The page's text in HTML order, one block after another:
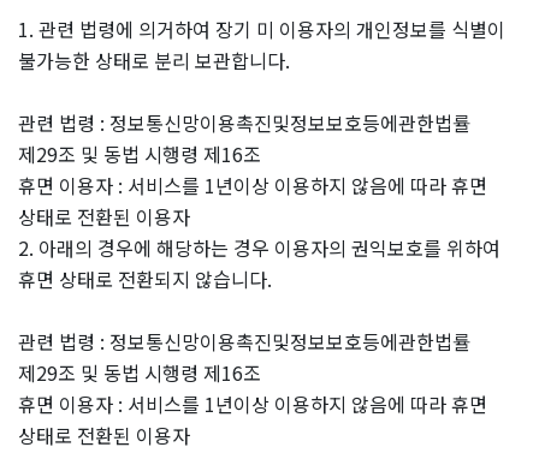
1. 관련 법령에 의거하여 장기 미 이용자의 개인정보를 식별이
불가능한 상태로 분리 보관합니다.
관련 법령 : 정보통신망이용촉진및정보보호등에관한법률
제29조 및 동법 시행령 제16조
휴면 이용자 : 서비스를 1년이상 이용하지 않음에 따라 휴면
상태로 전환된 이용자
2. 아래의 경우에 해당하는 경우 이용자의 권익보호를 위하여
휴면 상태로 전환되지 않습니다.
관련 법령 : 정보통신망이용촉진및정보보호등에관한법률
제29조 및 동법 시행령 제16조
휴면 이용자 : 서비스를 1년이상 이용하지 않음에 따라 휴면
상태로 전환된 이용자